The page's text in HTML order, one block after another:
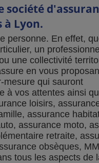
société
à Lyon.
personne. En effet,
un
une collectivité
en vous
mesure qui sauront
à vos attentes ainsi
loisirs,
assurance
assurance moto,
retraite,
obsèques,
tous les aspects de